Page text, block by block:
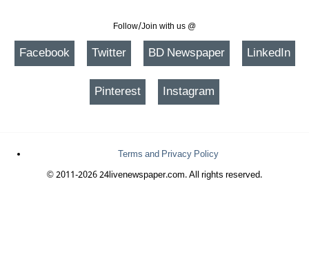
Follow/Join with us @
Facebook Twitter BD Newspaper LinkedIn
Pinterest Instagram
Terms and Privacy Policy
© 2011-2026 24livenewspaper.com. All rights reserved.